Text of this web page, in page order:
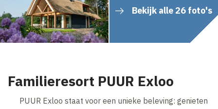
Bekijk alle 26 foto's
Familieresort PUUR Exloo
PUUR Exloo staat voor een unieke beleving: genieten